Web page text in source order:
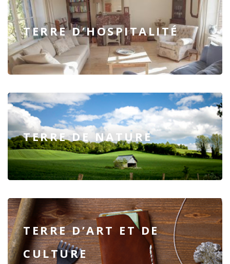
TERRE D’HOSPITALITÉ
TERRE DE NATURE
TERRE D’ART ET DE
CULTURE